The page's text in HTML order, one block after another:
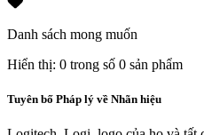
Danh sách mong muốn
Hiển thị: 0 trong số 0 sản phẩm
Tuyên bố Pháp lý về Nhãn hiệu